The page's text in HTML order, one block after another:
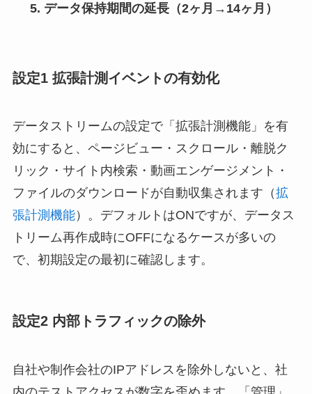
データ保持期間の延長（2ヶ月→14ヶ月）
設定1 拡張計測イベントの有効化
データストリームの設定で「拡張計測機能」を有
効にすると、ページビュー・スクロール・離脱ク
リック・サイト内検索・動画エンゲージメント・
ファイルのダウンロードが自動収集されます（拡
張計測機能）。デフォルトはONですが、データス
トリーム再作成時にOFFになるケースが多いの
で、初期設定の最初に確認します。
設定2 内部トラフィックの除外
自社や制作会社のIPアドレスを除外しないと、社